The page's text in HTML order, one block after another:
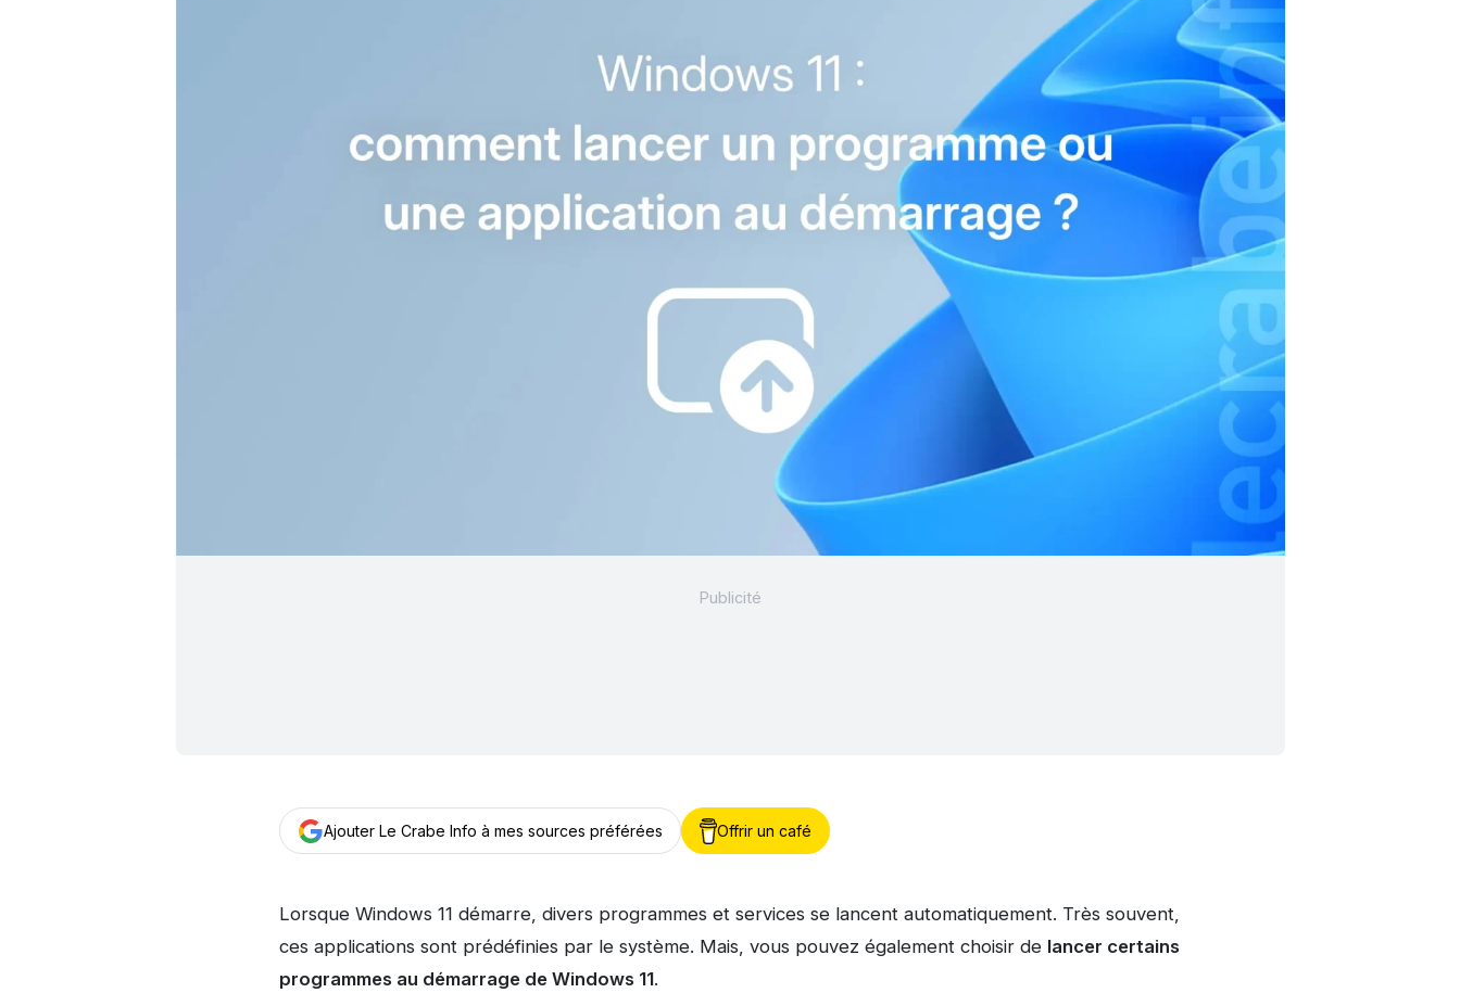
Ajouter Le Crabe Info à mes sources préférées Offrir un café
Lorsque Windows 11 démarre, divers programmes et services se lancent automatiquement. Très souvent,
ces applications sont prédéfinies par le système. Mais, vous pouvez également choisir de lancer certains
programmes au démarrage de Windows 11.